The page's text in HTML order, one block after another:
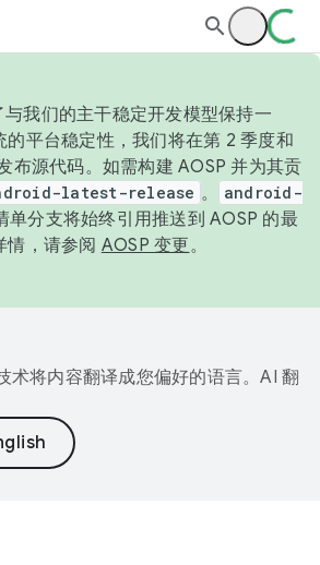
我们的主干稳定开发模型保持一
的平台稳定性，我们将在第 2 季度和
布源代码。如需构建 AOSP 并为其贡
latest-release 。
android-
单分支将始终引用推送到 AOSP 的最
情，请参阅 AOSP 变更。
术将内容翻译成您偏好的语言。AI 翻